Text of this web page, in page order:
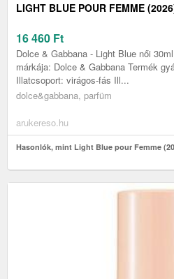
LIGHT BLUE POUR FEMME
16 460 Ft
Dolce & Gabbana - Light Blue női
márkája: Dolce & Gabbana Termék
Illatcsoport: virágos-fás Ill...
dolce&gabbana, parfüm
arukereso.hu
Hasonlók, mint Light Blue pour Femme